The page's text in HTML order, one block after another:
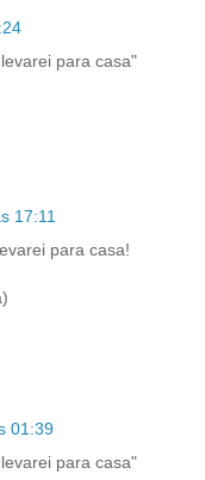
para casa"
17:11
para casa!
01:39
para casa"